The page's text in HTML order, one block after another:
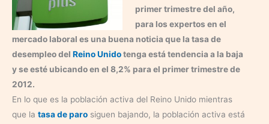
primer trimestre del año,
para los expertos en el
mercado laboral es una buena noticia que la tasa de
desempleo del Reino Unidotenga está tendencia a la baja
y se esté ubicando en el 8,2% para el primer trimestre de
2012.
En lo que es la población activa del Reino Unido mientras
que la tasa de paro siguen bajando, la población activa está